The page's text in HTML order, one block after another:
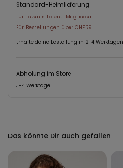
Standard-Heimlieferung
Für Tezenis Talent-Mitglieder
Für Bestellungen über CHF 79
Erhalte deine Bestellung in 2-4 Werktagen
Abholung im Store
3-4 Werktage
Das könnte Dir auch gefallen